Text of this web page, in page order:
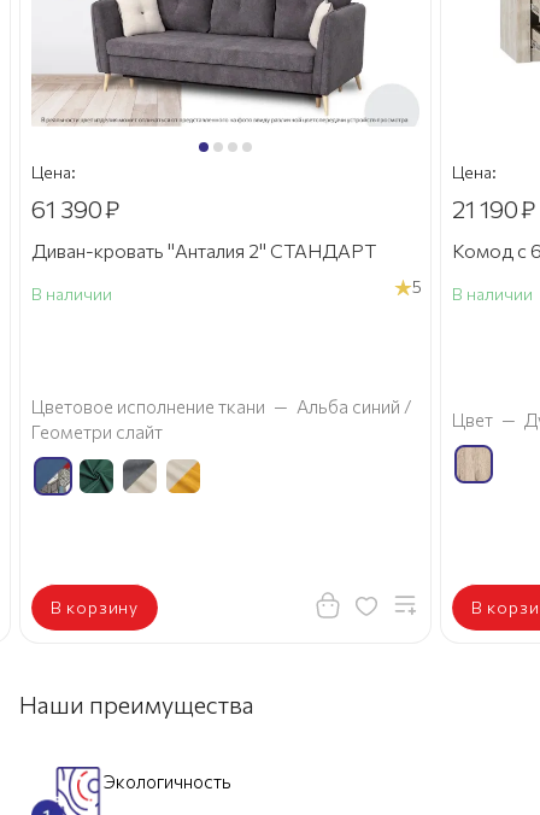
Цена:
61 390₽
Диван-кровать "Анталия 2" СТАНДАРТ
В наличии 5
Цветовое исполнение ткани — Альба синий /
Геометри слайт
В корзину
Цена:
21 190₽
Комод с
В наличии
Цвет —
В
Наши преимущества
Экологичность